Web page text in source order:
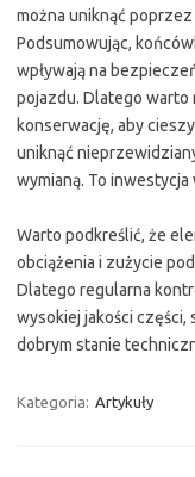
można uniknąć
Podsumowując,
wpływają na
pojazdu. Dlatego warto
konserwację, aby
uniknąć
wymianą. To
Warto podkreślić, że
obciążenia i zużycie
Dlatego regularna
wysokiej jakości
dobrym stanie
Kategoria: Artykuły